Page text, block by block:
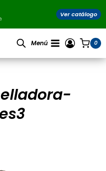
Ver catálogo
Menú 0